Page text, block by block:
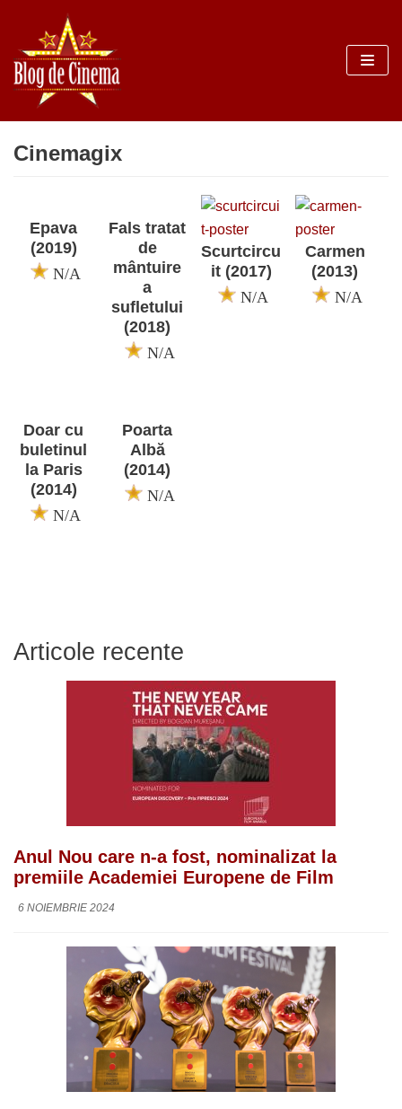
Sari
la
conținut
Cinemagix
Epava
(2019)
N/A
Fals tratat
de
mântuire
a
sufletului
(2018)
N/A
Scurtcircu
it (2017)
N/A
Carmen
(2013)
N/A
Doar cu
buletinul
la Paris
(2014)
N/A
Poarta
Albă
(2014)
N/A
Articole recente
Anul Nou care n-a fost, nominalizat la
premiile Academiei Europene de Film
6 NOIEMBRIE 2024